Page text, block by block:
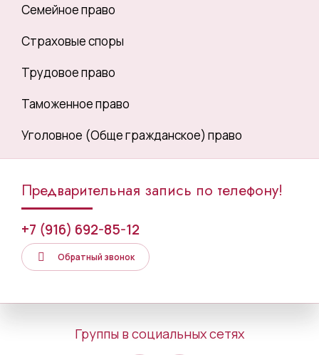
Семейное право
Страховые споры
Трудовое право
Таможенное право
Уголовное (Обще гражданское) право
Предварительная запись по телефону!
+7 (916) 692-85-12
Обратный звонок
Группы в социальных сетях